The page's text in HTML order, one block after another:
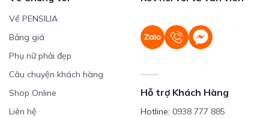
Về PENSILIA
Bảng giá
Phụ nữ phải đẹp
Câu chuyện khách hàng
Shop Online
Liên hệ
Hỗ trợ Khách Hàng
Hotline: 0938 777 885